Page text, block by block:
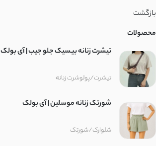
بازگشت
محصولات
تیشرت زنانه بیسیک جلو جیب | آی بولک
تیشرت/پولوشرت زنانه
شورتک زنانه موسلین | آی بولک
شلوارک/شورتک